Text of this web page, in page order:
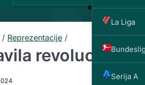
La Liga
Serija A
/ Reprezentacije /
revoluciju: